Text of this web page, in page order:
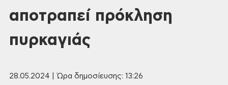
αποτραπεί πρόκληση
πυρκαγιάς
28.05.2024 | Ώρα δημοσίευσης: 13:26